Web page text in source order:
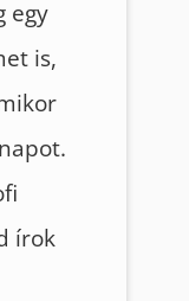
egy
is,
írok